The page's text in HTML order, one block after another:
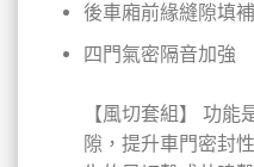
後車廂前緣縫隙填補
四門氣密隔音加強
【風切套組】 功
隙，提升車門密封